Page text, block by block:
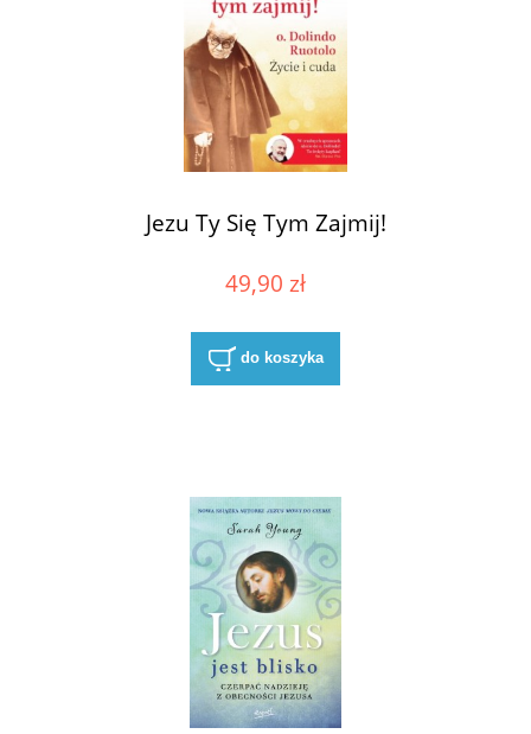
Jezu Ty Się Tym Zajmij!
49,90 zł
do koszyka